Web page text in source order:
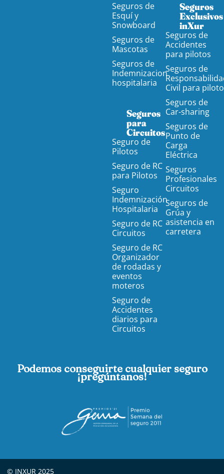
Seguros de
Esquí y
Snowboard
Seguros de
Mascotas
Seguros de
Indemnizacion
hospitalaria
Seguros
para
Circuitos
Seguro de
Pilotos
Seguro de RC
para Pilotos
Seguro
Indemnización
Hospitalaria
Seguro de RC
Circuitos
Seguro de RC
Organizador
de rodadas y
eventos
moteros
Seguro de
Accidentes
diarios para
Circuitos
Seguros
Exclusivos
inXur
Seguros de
Accidentes
para pilotos
Seguros de
Civil para
Seguros de
Car-sharing
Seguros de
Punto de
Carga
Eléctrica
Seguros
Profesionales
Circuitos
Seguros de
Grúa y
asistencia en
carretera
Podemos conseguirte cualquier seguro
¡pregúntanos!
© INXUR 2025